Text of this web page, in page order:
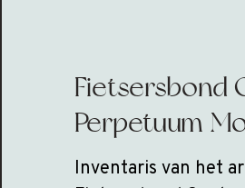
Fietsersbond
Perpetuum
Inventaris van het